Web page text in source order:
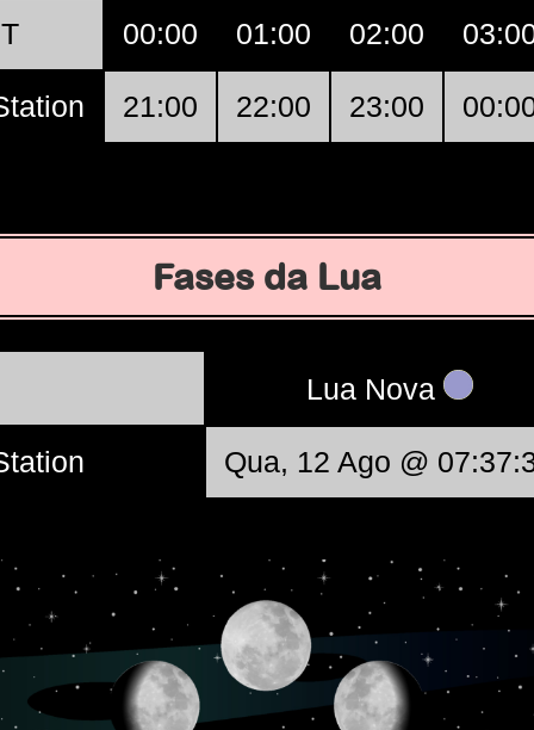
00:00 01:00 02:00
21:00 22:00 23:00
Fases da Lua
Lua Nova
Qua, 12 Ago @